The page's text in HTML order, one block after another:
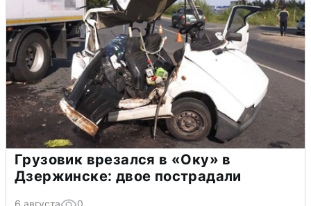
Грузовик врезался в «Оку» в
Дзержинске: двое пострадали